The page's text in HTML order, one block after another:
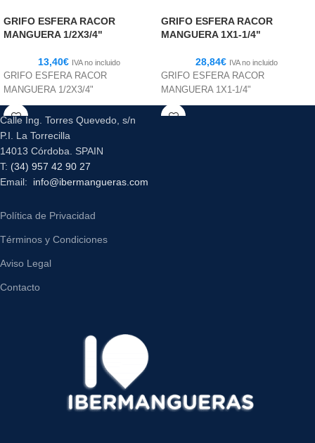
GRIFO ESFERA RACOR
MANGUERA 1/2X3/4"
13,40€ IVA no incluido
GRIFO ESFERA RACOR
MANGUERA 1/2X3/4"
GRIFO ESFERA RACOR
MANGUERA 1X1-1/4"
28,84€ IVA no incluido
GRIFO ESFERA RACOR
MANGUERA 1X1-1/4"
Calle Ing. Torres Quevedo, s/n
P.I. La Torrecilla
14013 Córdoba. SPAIN
T: (34) 957 42 90 27
Email: info@ibermangueras.com
Política de Privacidad
Términos y Condiciones
Aviso Legal
Contacto